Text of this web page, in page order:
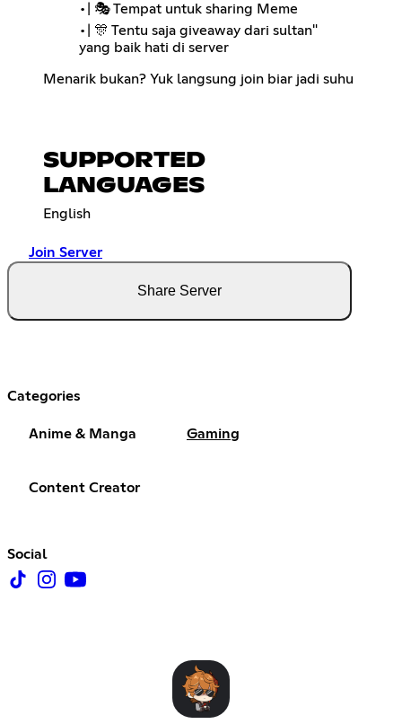
•| 🎭 Tempat untuk sharing Meme
•| 🎊 Tentu saja giveaway dari sultan"
yang baik hati di server
Menarik bukan? Yuk langsung join biar jadi suhu
SUPPORTED
LANGUAGES
English
Join Server
Share Server
Categories
Anime & Manga Gaming
Content Creator
Social